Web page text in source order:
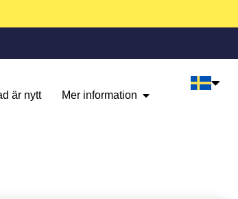
är nytt Mer information